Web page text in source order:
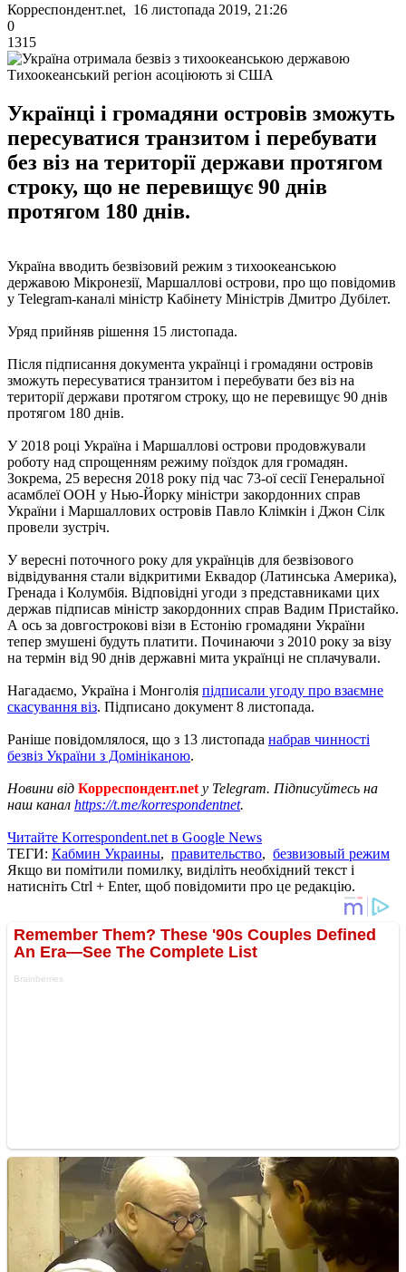
Корреспондент.net, 16 листопада 2019, 21:26
0
1315
Тихоокеанський регіон асоціюють зі США
Українці і громадяни островів зможуть
пересуватися транзитом і перебувати
без віз на території держави протягом
строку, що не перевищує 90 днів
протягом 180 днів.
Україна вводить безвізовий режим з тихоокеанською
державою Мікронезії, Маршаллові острови, про що повідомив
у Telegram-каналі міністр Кабінету Міністрів Дмитро Дубілет.
Уряд прийняв рішення 15 листопада.
Після підписання документа українці і громадяни островів
зможуть пересуватися транзитом і перебувати без віз на
території держави протягом строку, що не перевищує 90 днів
протягом 180 днів.
У 2018 році Україна і Маршаллові острови продовжували
роботу над спрощенням режиму поїздок для громадян.
Зокрема, 25 вересня 2018 року під час 73-ої сесії Генеральної
асамблеї ООН у Нью-Йорку міністри закордонних справ
України і Маршаллових островів Павло Клімкін і Джон Сілк
провели зустріч.
У вересні поточного року для українців для безвізового
відвідування стали відкритими Еквадор (Латинська Америка),
Гренада і Колумбія. Відповідні угоди з представниками цих
держав підписав міністр закордонних справ Вадим Пристайко.
А ось за довгострокові візи в Естонію громадяни України
тепер змушені будуть платити. Починаючи з 2010 року за візу
на термін від 90 днів державні мита українці не сплачували.
Нагадаємо, Україна і Монголія підписали угоду про взаємне
скасування віз. Підписано документ 8 листопада.
Раніше повідомлялося, що з 13 листопада набрав чинності
безвіз України з Домініканою.
Новини від Корреспондент.net у Telegram. Підписуйтесь на
наш канал https://t.me/korrespondentnet.
Читайте Korrespondent.net в Google News
ТЕГИ: Кабмин Украины, правительство, безвизовый режим
Якщо ви помітили помилку, виділіть необхідний текст і
натисніть Ctrl + Enter, щоб повідомити про це редакцію.